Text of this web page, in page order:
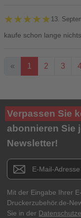
★★★★★
★★★★★ 13.
kaufe schon lange
« 1 2 3
Ihre Bewertung**
★★★★★
Titel**
E-Mail-Adresse
Ihr Passwort
Verpassen Sie
abonnieren Sie
Newsletter!
Newsletter E-Mail
Mit der Eingabe Ihrer
Druckerzubehör.de-
Sie in der